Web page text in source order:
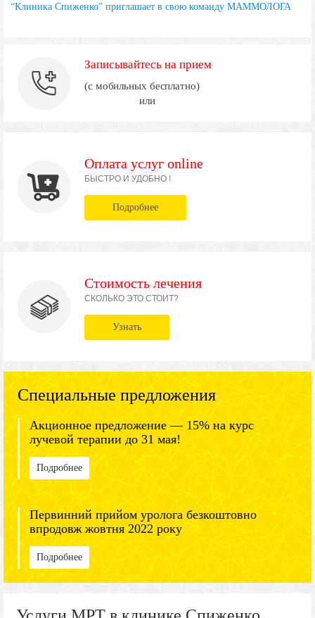
“Клиника Спиженко” приглашает в свою команду МАММОЛОГА
Записывайтесь на прием
(с мобильных бесплатно)
или
Оплата услуг online
БЫСТРО И УДОБНО !
Подробнее
Стоимость лечения
СКОЛЬКО ЭТО СТОИТ?
Узнать
Специальные предложения
Акционное предложение — 15% на курс
лучевой терапии до 31 мая!
Подробнее
Первинний прийом уролога безкоштовно
впродовж жовтня 2022 року
Подробнее